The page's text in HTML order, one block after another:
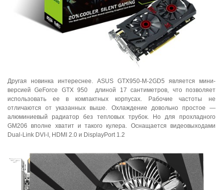
Другая новинка интереснее. ASUS GTX950-M-2GD5 является мини-
версией GeForce GTX 950 длиной 17 сантиметров, что позволяет
использовать ее в компактных корпусах. Рабочие частоты не
отличаются от указанных выше. Охлаждение довольно простое —
алюминиевый радиатор без тепловых трубок. Но для прохладного
GM206 вполне хватит и такого кулера. Оснащается видеовыходами
Dual-Link DVI-I, HDMI 2.0 и DisplayPort 1.2